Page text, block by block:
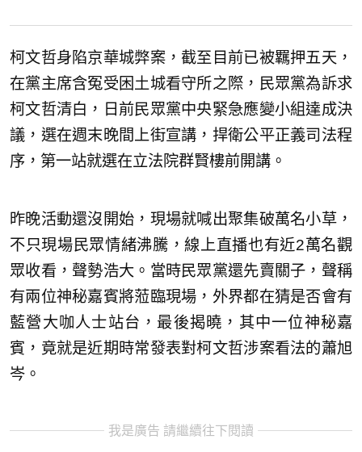
柯文哲身陷京華城弊案，截至目前已被羈押五天，
在黨主席含冤受困土城看守所之際，民眾黨為訴求
柯文哲清白，日前民眾黨中央緊急應變小組達成決
議，選在週末晚間上街宣講，捍衛公平正義司法程
序，第一站就選在立法院群賢樓前開講。
昨晚活動還沒開始，現場就喊出聚集破萬名小草，
不只現場民眾情緒沸騰，線上直播也有近2萬名觀
眾收看，聲勢浩大。當時民眾黨還先賣關子，聲稱
有兩位神秘嘉賓將蒞臨現場，外界都在猜是否會有
藍營大咖人士站台，最後揭曉，其中一位神秘嘉
賓，竟就是近期時常發表對柯文哲涉案看法的蕭旭
岑。
我是廣告 請繼續往下閱讀